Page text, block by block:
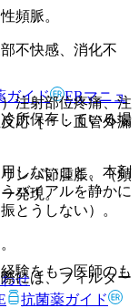
所保存している場
しないこと。本剤
バイアルを静かに
とうしない）。
には、フィルター
頻脈。
不快感、消化不
注射部位疼痛、注
応［＊：血管外漏
ンパ節腫脹、（頻
発現。
験をもつ医師のも
ガイド
ERマニュ
せ
抗菌薬ガイド